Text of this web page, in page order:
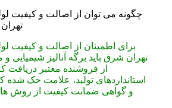
چگونه می‌ توان از اصالت و کیفیت
برای اطمینان از اصالت و کیفیت
تهران شرق باید برگه آنالیز شیمیایی
از فروشنده معتبر دریافت
استانداردهای تولید، علامت حک‌ شده
و گواهی ضمانت کیفیت از روش‌